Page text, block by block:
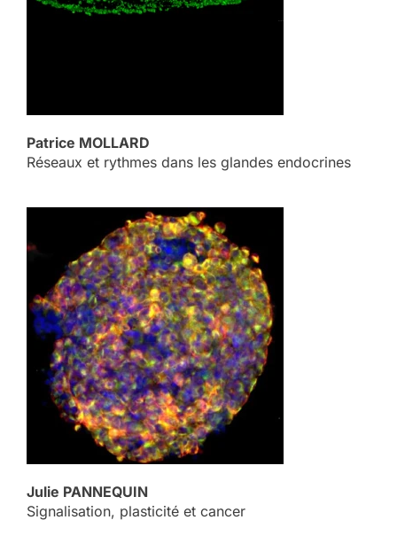
Patrice MOLLARD
Réseaux et rythmes dans les glandes endocrines
Julie PANNEQUIN
Signalisation, plasticité et cancer